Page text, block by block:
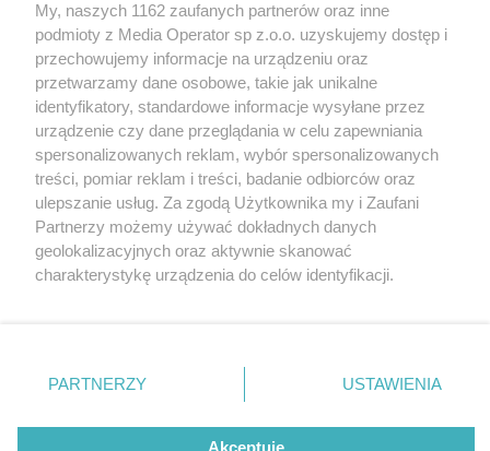
11 / 11
7laboratorium chleba
Wróć do artykułu:
Magda Gessler z „Kuchennymi rewolucjami”
ponownie w Piekarach Śląskich. Modry Kociołek =
Laboratorium chleba
Wydawca mediów lokalnych
Nie zapomnij
zapoznać się z:
polityką prywatności regulamin korzystania z portali
Twojemiasto
Piekary Śląskie
Chorzów
Tarnowskie Góry
Gliwice
Skontakuj sięz nami
Kontakt
Wydawca
Redakcja
My, naszych 1162 zaufanych partnerów oraz inne
podmioty z Media Operator sp z.o.o. uzyskujemy dostęp i
przechowujemy informacje na urządzeniu oraz
przetwarzamy dane osobowe, takie jak unikalne
identyfikatory, standardowe informacje wysyłane przez
urządzenie czy dane przeglądania w celu zapewniania
spersonalizowanych reklam, wybór spersonalizowanych
treści, pomiar reklam i treści, badanie odbiorców oraz
ulepszanie usług. Za zgodą Użytkownika my i Zaufani
Partnerzy możemy używać dokładnych danych
geolokalizacyjnych oraz aktywnie skanować
charakterystykę urządzenia do celów identyfikacji.
zmienić/wycofać klikając przycisk ustawień prywatności
znajdujący się w lewym dolnym rogu strony
rodzaje przetwarzania danych nie wymagają zgody
użytkownika, ale masz prawo sprzeciwić się takiemu
PARTNERZY USTAWIENIA
Akceptuję